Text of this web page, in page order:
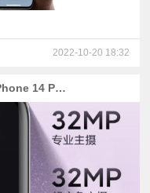
2022-10-20 18:32
首发居中药丸屏，小米Civi 2“撞车”iPhone 14 Pro灵动岛